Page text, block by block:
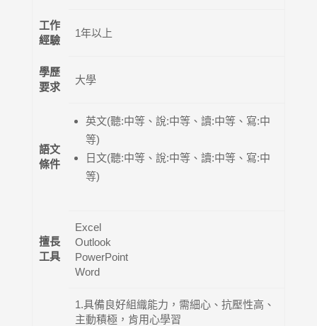
工作
經驗
1年以上
學歷
要求
大學
語文
條件
英文(聽:中等、 說:中等、 讀:中等、 寫:中
等)
日文(聽:中等、 說:中等、 讀:中等、 寫:中
等)
擅長
工具
Excel
Outlook
PowerPoint
Word
1.具備良好組織能力，需細心、抗壓性高、
主動積極，肯用心學習